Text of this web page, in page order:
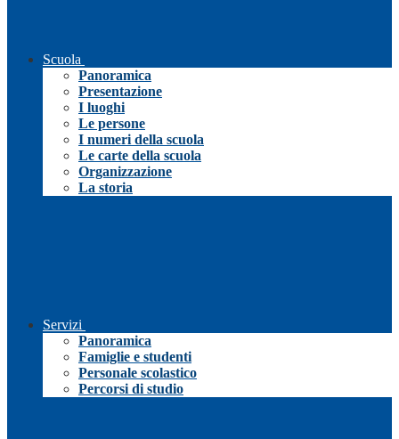
Scuola
Panoramica
Presentazione
I luoghi
Le persone
I numeri della scuola
Le carte della scuola
Organizzazione
La storia
Servizi
Panoramica
Famiglie e studenti
Personale scolastico
Percorsi di studio